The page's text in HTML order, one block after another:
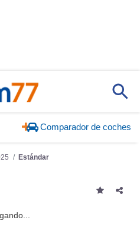
Comparador de coches
Estándar